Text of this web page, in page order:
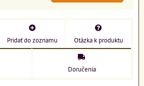
Pridať do zoznamu Otázka k produktu
Doručenia